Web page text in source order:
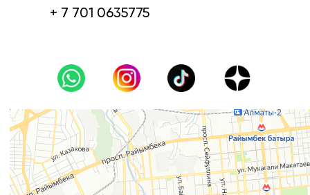
+ 7 701 0635775